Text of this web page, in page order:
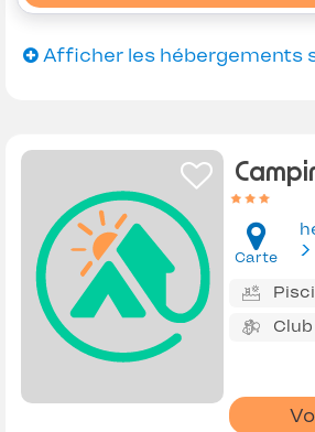
Afficher les hébergements
Carte